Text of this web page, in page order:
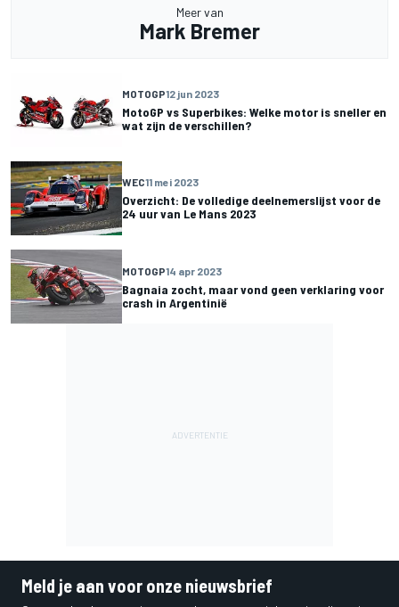
Meer van
Mark Bremer
MOTOGP12 jun 2023
MotoGP vs Superbikes: Welke motor is sneller en
wat zijn de verschillen?
WEC11 mei 2023
Overzicht: De volledige deelnemerslijst voor de
24 uur van Le Mans 2023
MOTOGP14 apr 2023
Bagnaia zocht, maar vond geen verklaring voor
crash in Argentinië
Meld je aan voor onze nieuwsbrief